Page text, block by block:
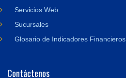
Servicios Web
Sucursales
Glosario de Indicadores Financieros
Contáctenos